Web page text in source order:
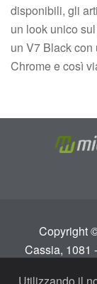
disponibili, gli
un look unico
un V7 Black
Chrome e così
Copyright
Cassia, 1081